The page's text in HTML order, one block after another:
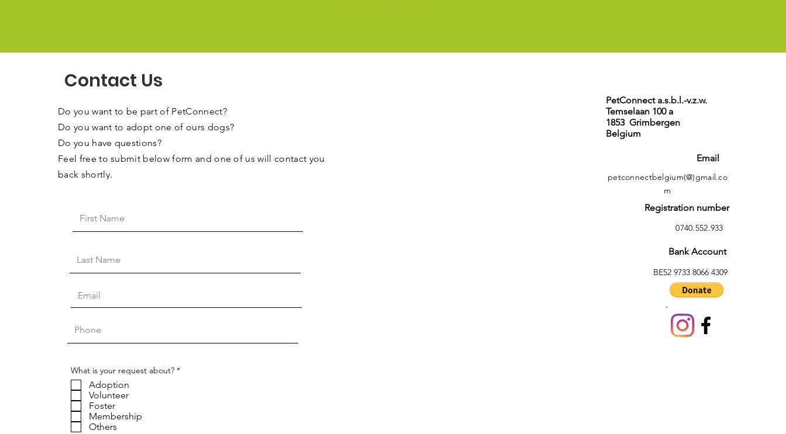
Contact Us
Do you want to be part of PetConnect?
Do you want to adopt one of ours dogs?
Do you have questions?
Feel free to submit below form and one of us will contact you
back shortly.
What is your request about? *R
Adoption
Volunteer
Foster
Membership
Others
PetConnect a.s.b.l.-v.z.w.
Temselaan 100 a
1853 Grimbergen
Belgium
Email
petconnectbelgium(@)gmail.co
m
Registration number
0740.552.933
Bank Account
BE52 9733 8066 4309